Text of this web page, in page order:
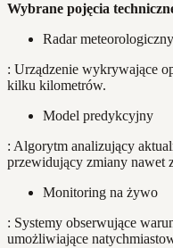
Wybrane pojęcia
Radar meteorologiczny
: Urządzenie wykrywające
kilku kilometrów.
Model predykcyjny
: Algorytm analizujący
przewidujący zmiany nawet
Monitoring na żywo
: Systemy obserwujące
umożliwiające